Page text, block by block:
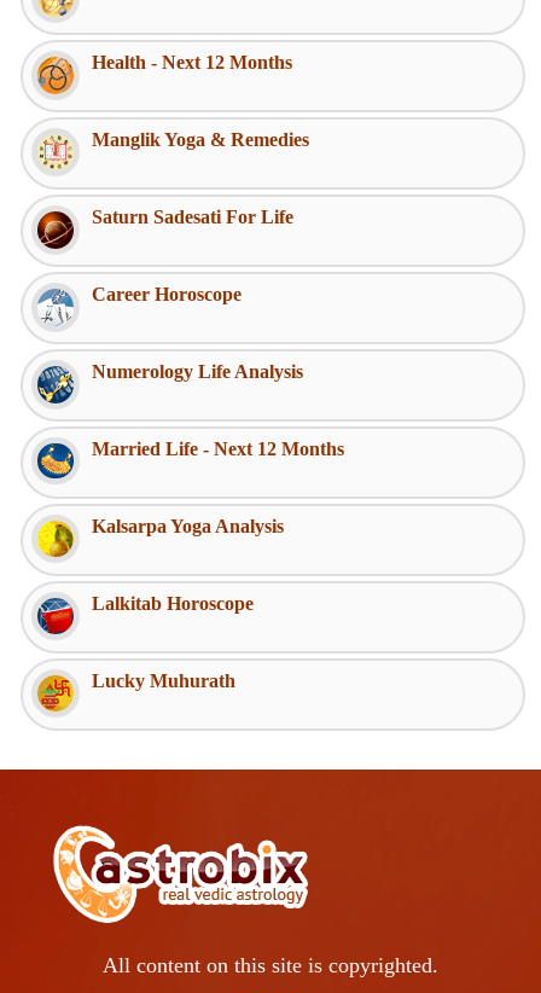
Health - Next 12 Months
Manglik Yoga & Remedies
Saturn Sadesati For Life
Career Horoscope
Numerology Life Analysis
Married Life - Next 12 Months
Kalsarpa Yoga Analysis
Lalkitab Horoscope
Lucky Muhurath
All content on this site is copyrighted.